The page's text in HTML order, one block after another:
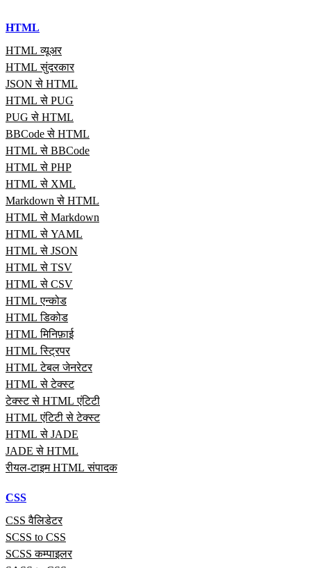
HTML
HTML व्यूअर
HTML सुंदरकार
JSON से HTML
HTML से PUG
PUG से HTML
BBCode से HTML
HTML से BBCode
HTML से PHP
HTML से XML
Markdown से HTML
HTML से Markdown
HTML से YAML
HTML से JSON
HTML से TSV
HTML से CSV
HTML एन्कोड
HTML डिकोड
HTML मिनिफ़ाई
HTML स्ट्रिपर
HTML टेबल जेनरेटर
HTML से टेक्स्ट
टेक्स्ट से HTML एंटिटी
HTML एंटिटी से टेक्स्ट
HTML से JADE
JADE से HTML
रीयल‑टाइम HTML संपादक
CSS
CSS वैलिडेटर
SCSS to CSS
SCSS कम्पाइलर